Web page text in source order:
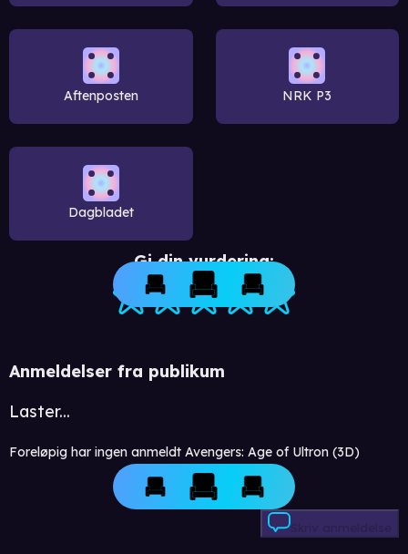
Aftenposten NRK P3
Dagbladet
Gi din vurdering:
Anmeldelser fra publikum
Laster...
Foreløpig har ingen anmeldt Avengers: Age of Ultron (3D)
Skriv anmeldelse